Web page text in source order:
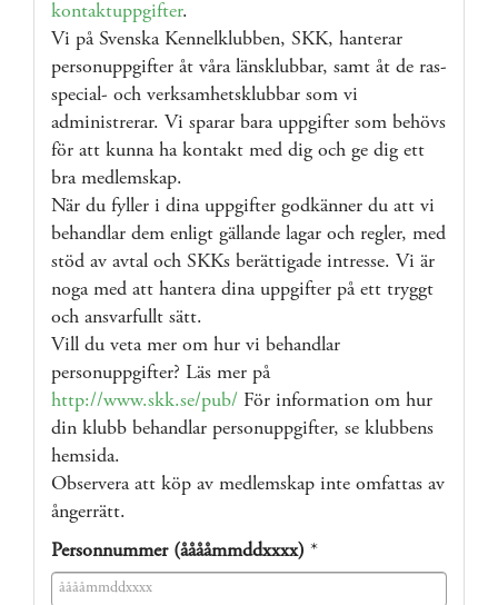
kontaktuppgifter.
Vi på Svenska Kennelklubben, SKK, hanterar
personuppgifter åt våra länsklubbar, samt åt de ras-
special- och verksamhetsklubbar som vi
administrerar. Vi sparar bara uppgifter som behövs
för att kunna ha kontakt med dig och ge dig ett
bra medlemskap.
När du fyller i dina uppgifter godkänner du att vi
behandlar dem enligt gällande lagar och regler, med
stöd av avtal och SKKs berättigade intresse. Vi är
noga med att hantera dina uppgifter på ett tryggt
och ansvarfullt sätt.
Vill du veta mer om hur vi behandlar
personuppgifter? Läs mer på
http://www.skk.se/pub/ För information om hur
din klubb behandlar personuppgifter, se klubbens
hemsida.
Observera att köp av medlemskap inte omfattas av
ångerrätt.
Personnummer (ååååmmddxxxx) *